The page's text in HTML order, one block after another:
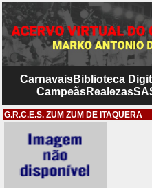
CarnavaisBiblioteca
CampeãsRealezas
G.R.C.E.S. ZUM ZUM DE ITAQUERA